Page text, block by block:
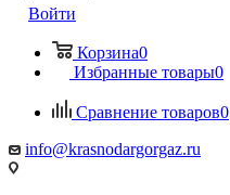
Войти
Корзина0
Избранные товары0
Сравнение товаров0
info@krasnodargorgaz.ru